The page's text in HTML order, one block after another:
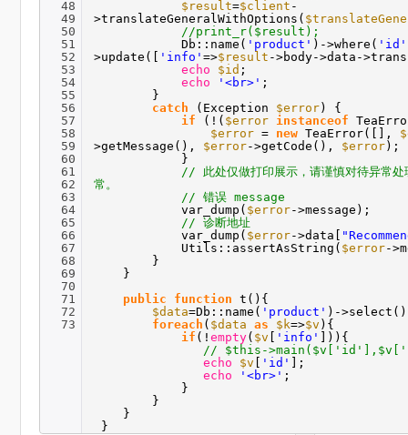
48
49
50
51
52
53
54
55
56
57
58
59
60
61
62
63
64
65
66
67
68
69
70
71
72
73
$result=$client -
>translateGeneralWithOptions(
//print_r($result);
Db::name( 'product' )->where( 'id'
>update([
'info'=>$result ->body->data-
echo
$id ;
echo
'<br>' ;
}
catch
(Exception $error) {
if
(!( $error instanceof
$error = new TeaError([],
>getMessage(), $error->getCode(), $error);
}
// 此处仅做打印展示，请谨慎对待异常处
常。
// 错误 message
var_dump( $error->message);
// 诊断地址
var_dump( $error->data[
Utils::assertAsString( $error-
}
}
public
function
t(){
$data=Db::name( 'product' )-
foreach ( $data as $k=>$v ){
if (!empty( $v 'info'
])){
// $this-
echo
$v 'id'
];
echo
'<br>' ;
}
}
}
}